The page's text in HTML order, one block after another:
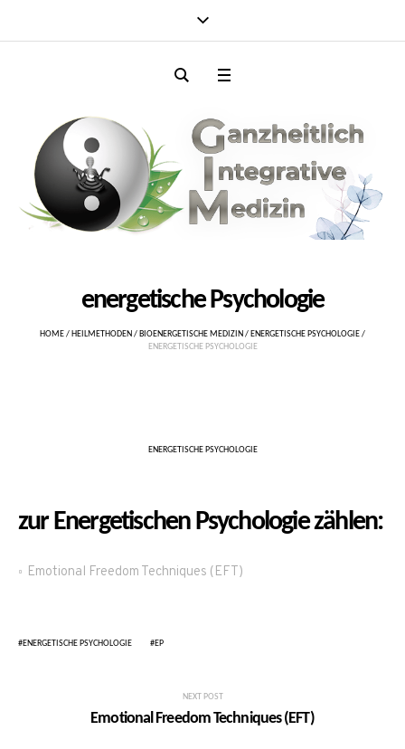
energetische Psychologie
HOME/ HEILMETHODEN / BIOENERGETISCHE MEDIZIN / ENERGETISCHE PSYCHOLOGIE/
ENERGETISCHE PSYCHOLOGIE
ENERGETISCHE PSYCHOLOGIE
zur Energetischen Psychologie zählen:
Emotional Freedom Techniques (EFT)
ENERGETISCHE PSYCHOLOGIE EP
NEXT POST
Emotional Freedom Techniques (EFT)